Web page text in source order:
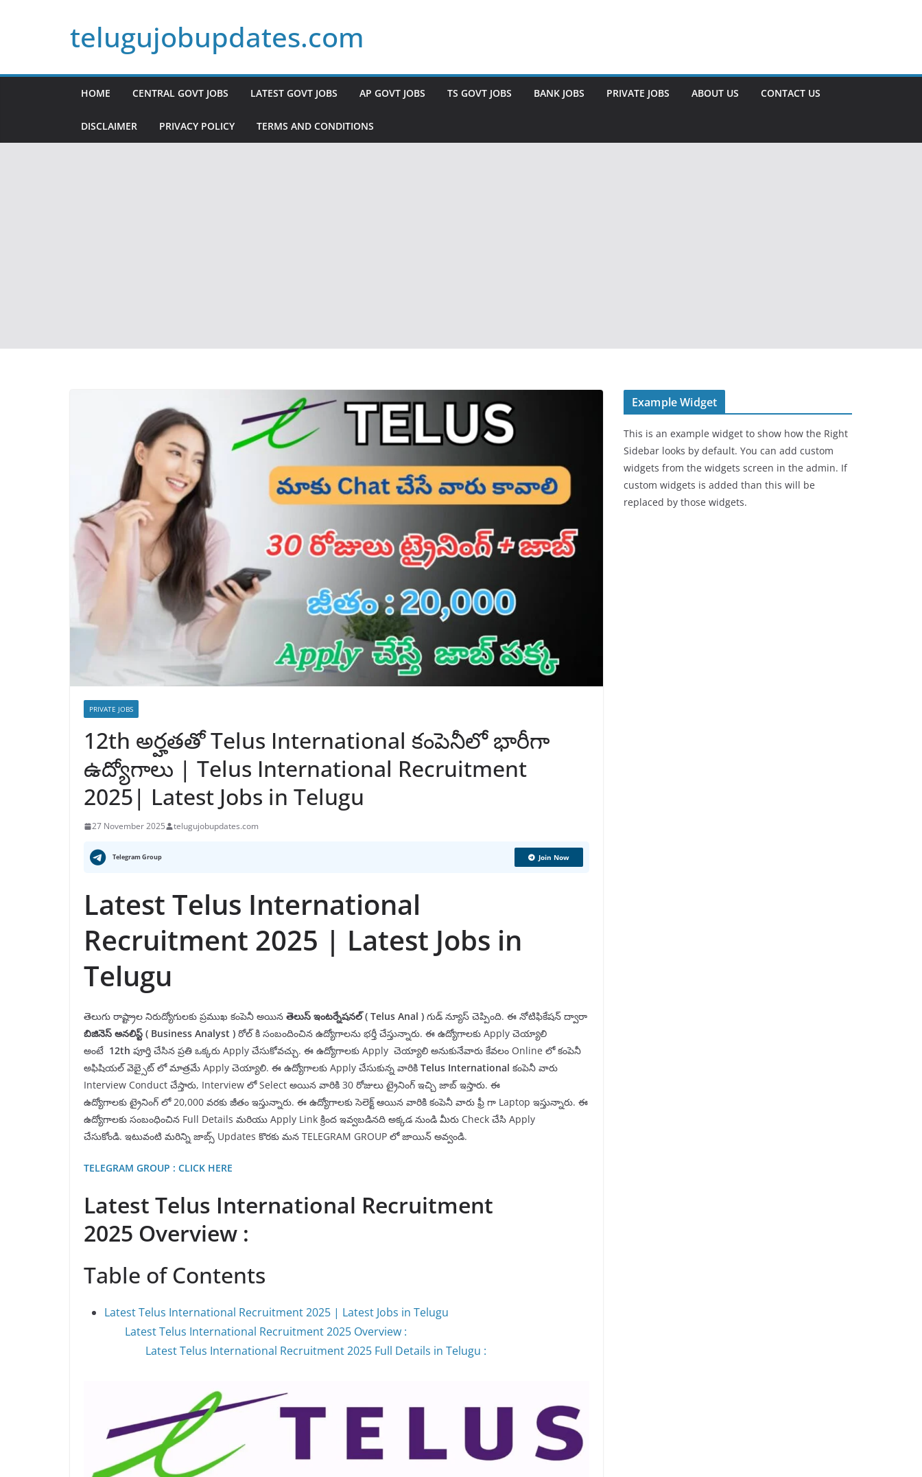
telugujobupdates.com
HOME CENTRAL GOVT JOBS LATEST GOVT JOBS AP GOVT JOBS TS GOVT JOBS BANK JOBS PRIVATE JOBS ABOUT US CONTACT US
DISCLAIMER PRIVACY POLICY TERMS AND CONDITIONS
PRIVATE JOBS
12th అర్హతతో Telus International కంపెనీలో భారీగా
ఉద్యోగాలు | Telus International Recruitment
2025| Latest Jobs in Telugu
27 November 2025 telugujobupdates.com
Telegram Group Join Now
Latest Telus International
Recruitment 2025 | Latest Jobs in
Telugu
తెలుగు రాష్ట్రాల నిరుద్యోగులకు ప్రముఖ కంపెనీ అయిన తెలుస్ ఇంటర్నేషనల్ ( Telus Anal ) గుడ్ న్యూస్ చెప్పింది. ఈ నోటిఫికేషన్ ద్వారా
బిజినెస్ అనలిస్ట్ ( Business Analyst ) రోల్ కి సంబందించిన ఉద్యోగాలను భర్తీ చేస్తున్నారు. ఈ ఉద్యోగాలకు Apply చెయ్యాలి
అంటే 12th పూర్తి చేసిన ప్రతి ఒక్కరు Apply చేసుకోవచ్చు. ఈ ఉద్యోగాలకు Apply చెయ్యాలి అనుకునేవారు కేవలం Online లో కంపెనీ
అఫిషియల్ వెబ్సైట్ లో మాత్రమే Apply చెయ్యాలి. ఈ ఉద్యోగాలకు Apply చేసుకున్న వారికి Telus International కంపెనీ వారు
Interview Conduct చేస్తారు, Interview లో Select అయిన వారికి 30 రోజులు ట్రైనింగ్ ఇచ్చి జాబ్ ఇస్తారు. ఈ
ఉద్యోగాలకు ట్రైనింగ్ లో 20,000 వరకు జీతం ఇస్తున్నారు. ఈ ఉద్యోగాలకు సెలెక్ట్ ఆయిన వారికి కంపెనీ వారు ఫ్రీ గా Laptop ఇస్తున్నారు. ఈ
ఉద్యోగాలకు సంబంధించిన Full Details మరియు Apply Link క్రింద ఇవ్వబడినది అక్కడ నుండి మీరు Check చేసి Apply
చేసుకోండి. ఇటువంటి మరిన్ని జాబ్స్ Updates కొరకు మన TELEGRAM GROUP లో జాయిన్ అవ్వండి.
TELEGRAM GROUP : CLICK HERE
Latest Telus International Recruitment
2025 Overview :
Table of Contents
Latest Telus International Recruitment 2025 | Latest Jobs in Telugu
Latest Telus International Recruitment 2025 Overview :
Latest Telus International Recruitment 2025 Full Details in Telugu :
Example Widget
This is an example widget to show how the Right
Sidebar looks by default. You can add custom
widgets from the widgets screen in the admin. If
custom widgets is added than this will be
replaced by those widgets.